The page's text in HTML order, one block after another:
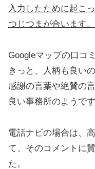
入力したために起こ
つじつまが合います。
Googleマップの口コ
きっと、人柄も良い
感謝の言葉や絶賛の
良い事務所のようです
電話ナビの場合は、
て、そのコメントに
た。